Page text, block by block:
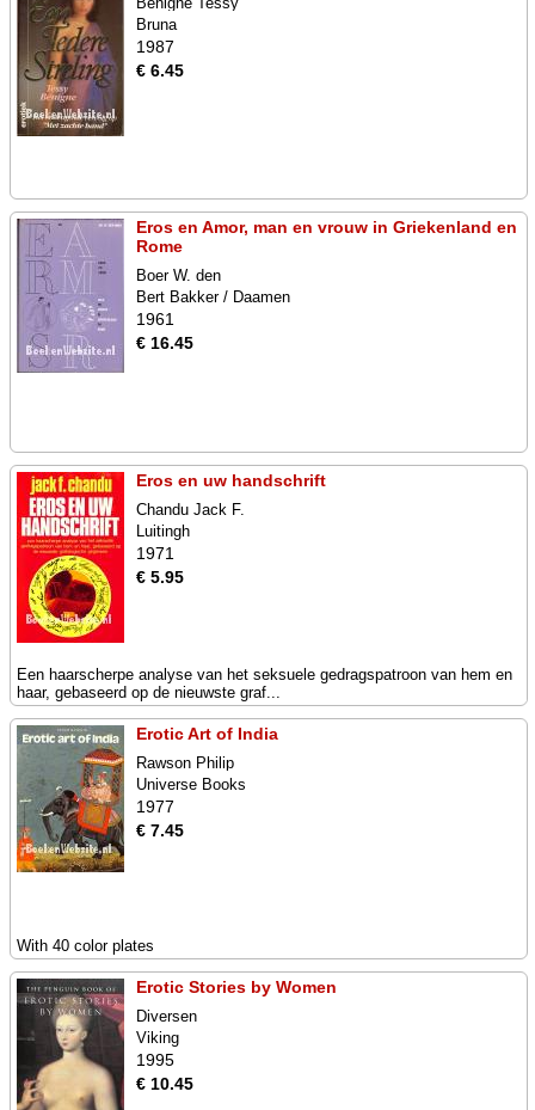
Bruna
1987
€ 6.45
Eros en Amor, man en vrouw in Griekenland en
Rome
Boer W. den
Bert Bakker / Daamen
1961
€ 16.45
Eros en uw handschrift
Chandu Jack F.
Luitingh
1971
€ 5.95
Een haarscherpe analyse van het seksuele gedragspatroon van hem en
haar, gebaseerd op de nieuwste graf...
Erotic Art of India
Rawson Philip
Universe Books
1977
€ 7.45
With 40 color plates
Erotic Stories by Women
Diversen
Viking
1995
€ 10.45